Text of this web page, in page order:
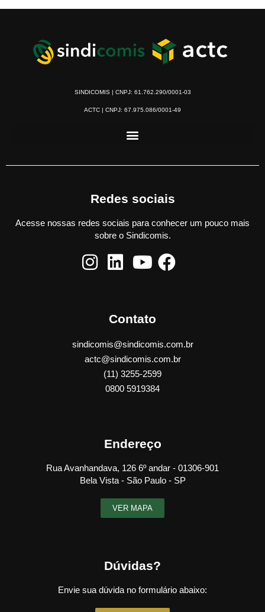
SINDICOMIS | CNPJ: 61.762.290/0001-03
ACTC | CNPJ: 67.975.086/0001-49
Redes sociais
Acesse nossas redes sociais para conhecer um pouco mais
sobre o Sindicomis.
Contato
sindicomis@sindicomis.com.br
actc@sindicomis.com.br
(11) 3255-2599
0800 5919384
Endereço
Rua Avanhandava, 126 6º andar - 01306-901
Bela Vista - São Paulo - SP
VER MAPA
Dúvidas?
Envie sua dúvida no formulário abaixo: